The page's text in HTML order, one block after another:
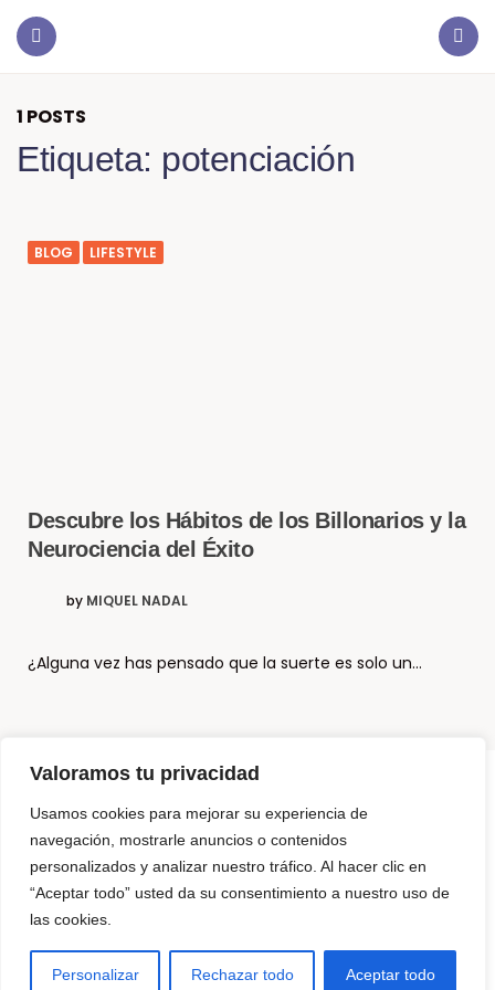
Valoramos tu privacidad
Usamos cookies para mejorar su experiencia de
navegación, mostrarle anuncios o contenidos
personalizados y analizar nuestro tráfico. Al hacer clic en
“Aceptar todo” usted da su consentimiento a nuestro uso de
las cookies.
Personalizar Rechazar todo Aceptar todo
1 POSTS
Etiqueta: potenciación
BLOG LIFESTYLE
Descubre los Hábitos de los Billonarios y la
Neurociencia del Éxito
by MIQUEL NADAL
¿Alguna vez has pensado que la suerte es solo un…
© Copyright El Método Neurohacking®
¿Que es Neurohacking? y ¿Cómo puedo usarlo?
NeuroTechZen – La diferencia
Productos para programar tu mente Contáctanos